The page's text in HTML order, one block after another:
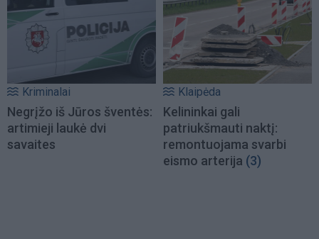
Kriminalai
Negrįžo iš Jūros šventės:
artimieji laukė dvi
savaites
Klaipėda
Kelininkai gali
patriukšmauti naktį:
remontuojama svarbi
eismo arterija (3)